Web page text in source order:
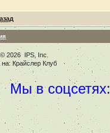
2026IPS, Inc
на: Крайслер Клуб
Мы в соцсетях: